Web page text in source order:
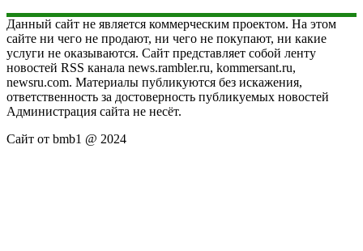
Данный сайт не является коммерческим проектом. На этом
сайте ни чего не продают, ни чего не покупают, ни какие
услуги не оказываются. Сайт представляет собой ленту
новостей RSS канала news.rambler.ru, kommersant.ru,
newsru.com. Материалы публикуются без искажения,
ответственность за достоверность публикуемых новостей
Администрация сайта не несёт.
Сайт от bmb1 @ 2024